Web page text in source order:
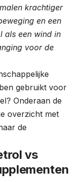
krachtiger
en een
als een wind in
voor de
gebruikt voor
Onderaan de
overzicht met
de
vs